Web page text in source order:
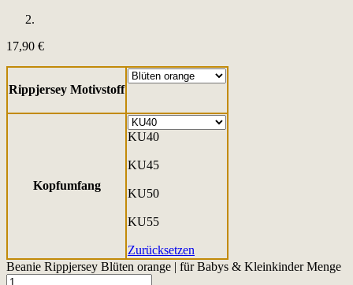
17,90 €
Rippjersey Motivstoff
Kopfumfang
KU40
KU45
KU50
KU55
Zurücksetzen
Beanie Rippjersey Blüten orange | für Babys & Kleinkinder Menge